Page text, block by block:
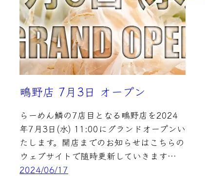
鴫野店 7月3日 オープン
らーめん鱗の7店目となる鴫野店を2024
年7月3日(水) 11:00にグランドオープンい
たします。開店までのお知らせはこちらの
ウェブサイトで随時更新していきます…
2024/06/17